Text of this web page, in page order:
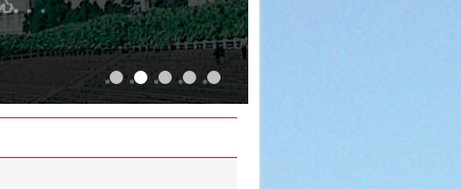
1 2 3 4 5